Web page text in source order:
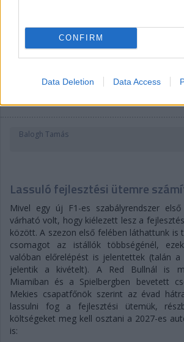
CONFIRM
Data Deletion Data Access
Balogh Tamás
Lassuló fejlesztési ütemre
Mivel egy új F1-es szabályrendszer
várható volt, hogy kiélezett lesz a
között. A szezon első felében láthattunk is
csomagot az istállók többségénél,
valóban előrelépést is jelentettek (talán
jelentik a kivételt). A Red Bullnál is
Miamiban és a Spielbergben bevetett
Mekies csapatfőnök szerint az évad
lassulni fog a fejlesztési ütemük,
költségeket meg kell osztani a 2027-es
is: